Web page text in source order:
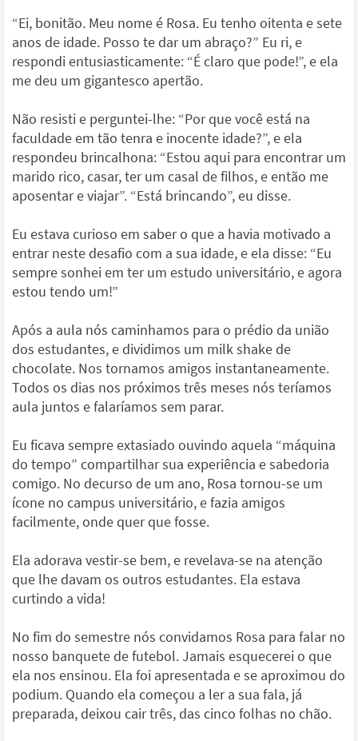
“Ei, bonitão. Meu nome é Rosa. Eu tenho oitenta e sete
anos de idade. Posso te dar um abraço?” Eu ri, e
respondi entusiasticamente: “É claro que pode!”, e ela
me deu um gigantesco apertão.
Não resisti e perguntei-lhe: “Por que você está na
faculdade em tão tenra e inocente idade?”, e ela
respondeu brincalhona: “Estou aqui para encontrar um
marido rico, casar, ter um casal de filhos, e então me
aposentar e viajar”. “Está brincando”, eu disse.
Eu estava curioso em saber o que a havia motivado a
entrar neste desafio com a sua idade, e ela disse: “Eu
sempre sonhei em ter um estudo universitário, e agora
estou tendo um!”
Após a aula nós caminhamos para o prédio da união
dos estudantes, e dividimos um milk shake de
chocolate. Nos tornamos amigos instantaneamente.
Todos os dias nos próximos três meses nós teríamos
aula juntos e falaríamos sem parar.
Eu ficava sempre extasiado ouvindo aquela “máquina
do tempo” compartilhar sua experiência e sabedoria
comigo. No decurso de um ano, Rosa tornou-se um
ícone no campus universitário, e fazia amigos
facilmente, onde quer que fosse.
Ela adorava vestir-se bem, e revelava-se na atenção
que lhe davam os outros estudantes. Ela estava
curtindo a vida!
No fim do semestre nós convidamos Rosa para falar no
nosso banquete de futebol. Jamais esquecerei o que
ela nos ensinou. Ela foi apresentada e se aproximou do
podium. Quando ela começou a ler a sua fala, já
preparada, deixou cair três, das cinco folhas no chão.